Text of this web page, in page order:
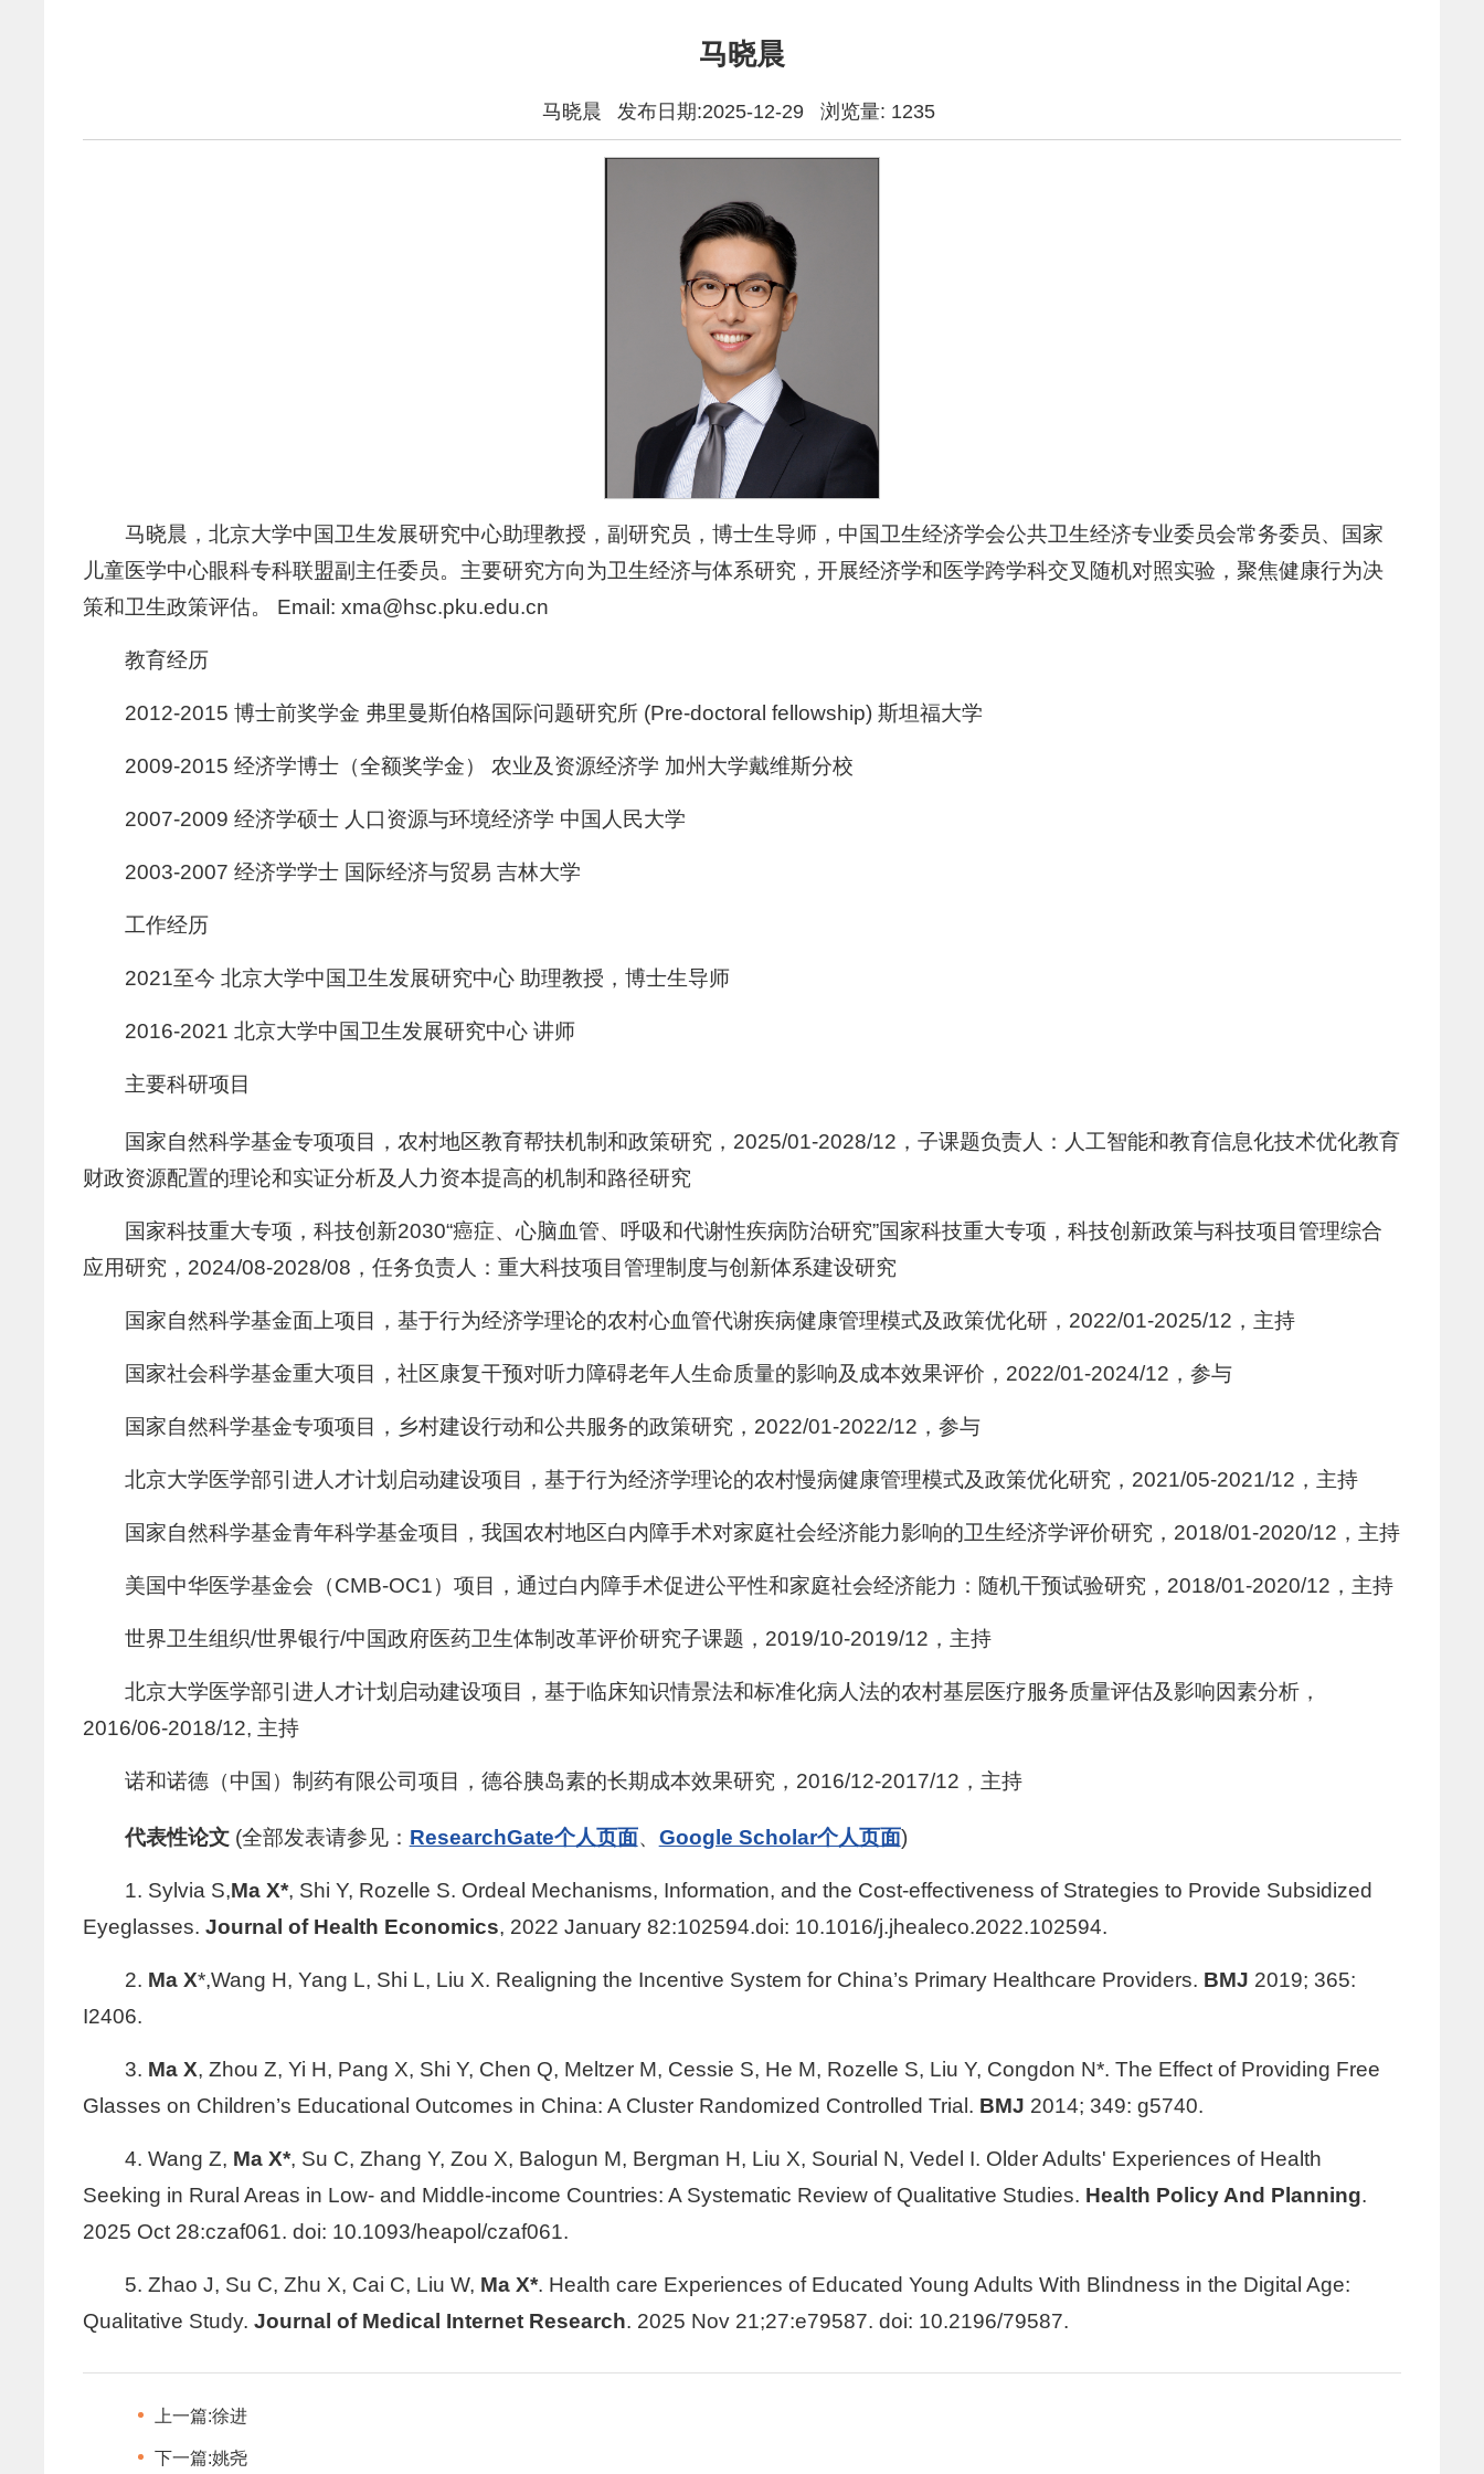
马晓晨
马晓晨 发布日期:2025-12-29 浏览量: 1235
马晓晨，北京大学中国卫生发展研究中心助理教授，副研究员，博士生导师，中国卫生经济学会公共卫生经济专业委员会常务委员、国家
儿童医学中心眼科专科联盟副主任委员。主要研究方向为卫生经济与体系研究，开展经济学和医学跨学科交叉随机对照实验，聚焦健康行为决
策和卫生政策评估。 Email: xma@hsc.pku.edu.cn
教育经历
2012-2015 博士前奖学金 弗里曼斯伯格国际问题研究所 (Pre-doctoral fellowship) 斯坦福大学
2009-2015 经济学博士（全额奖学金） 农业及资源经济学 加州大学戴维斯分校
2007-2009 经济学硕士 人口资源与环境经济学 中国人民大学
2003-2007 经济学学士 国际经济与贸易 吉林大学
工作经历
2021至今 北京大学中国卫生发展研究中心 助理教授，博士生导师
2016-2021 北京大学中国卫生发展研究中心 讲师
主要科研项目
国家自然科学基金专项项目，农村地区教育帮扶机制和政策研究，2025/01-2028/12，子课题负责人：人工智能和教育信息化技术优化教育
财政资源配置的理论和实证分析及人力资本提高的机制和路径研究
国家科技重大专项，科技创新2030“癌症、心脑血管、呼吸和代谢性疾病防治研究”国家科技重大专项，科技创新政策与科技项目管理综合
应用研究，2024/08-2028/08，任务负责人：重大科技项目管理制度与创新体系建设研究
国家自然科学基金面上项目，基于行为经济学理论的农村心血管代谢疾病健康管理模式及政策优化研，2022/01-2025/12，主持
国家社会科学基金重大项目，社区康复干预对听力障碍老年人生命质量的影响及成本效果评价，2022/01-2024/12，参与
国家自然科学基金专项项目，乡村建设行动和公共服务的政策研究，2022/01-2022/12，参与
北京大学医学部引进人才计划启动建设项目，基于行为经济学理论的农村慢病健康管理模式及政策优化研究，2021/05-2021/12，主持
国家自然科学基金青年科学基金项目，我国农村地区白内障手术对家庭社会经济能力影响的卫生经济学评价研究，2018/01-2020/12，主持
美国中华医学基金会（CMB-OC1）项目，通过白内障手术促进公平性和家庭社会经济能力：随机干预试验研究，2018/01-2020/12，主持
世界卫生组织/世界银行/中国政府医药卫生体制改革评价研究子课题，2019/10-2019/12，主持
北京大学医学部引进人才计划启动建设项目，基于临床知识情景法和标准化病人法的农村基层医疗服务质量评估及影响因素分析，
2016/06-2018/12, 主持
诺和诺德（中国）制药有限公司项目，德谷胰岛素的长期成本效果研究，2016/12-2017/12，主持
代表性论文(全部发表请参见： ResearchGate个人页面、 Google Scholar个人页面)
1. Sylvia S,Ma X*, Shi Y, Rozelle S. Ordeal Mechanisms, Information, and the Cost-effectiveness of Strategies to Provide Subsidized
Eyeglasses.Journal of Health Economics, 2022 January 82:102594.doi: 10.1016/j.jhealeco.2022.102594.
2. Ma X*,Wang H, Yang L, Shi L, Liu X. Realigning the Incentive System for China’s Primary Healthcare Providers. BMJ 2019; 365:
I2406.
3. Ma X, Zhou Z, Yi H, Pang X, Shi Y, Chen Q, Meltzer M, Cessie S, He M, Rozelle S, Liu Y, Congdon N*. The Effect of Providing Free
Glasses on Children’s Educational Outcomes in China: A Cluster Randomized Controlled Trial. BMJ 2014; 349: g5740.
4. Wang Z, Ma X*, Su C, Zhang Y, Zou X, Balogun M, Bergman H, Liu X, Sourial N, Vedel I. Older Adults' Experiences of Health
Seeking in Rural Areas in Low- and Middle-income Countries: A Systematic Review of Qualitative Studies. Health Policy And Planning.
2025 Oct 28:czaf061. doi: 10.1093/heapol/czaf061.
5. Zhao J, Su C, Zhu X, Cai C, Liu W, Ma X*. Health care Experiences of Educated Young Adults With Blindness in the Digital Age:
Qualitative Study.Journal of Medical Internet Research. 2025 Nov 21;27:e79587. doi: 10.2196/79587.
上一篇:徐进
下一篇:姚尧